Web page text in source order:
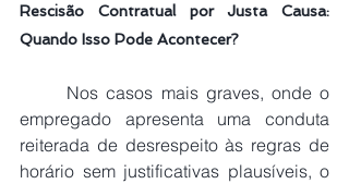
Rescisão Contratual por Justa Causa:
Quando Isso Pode Acontecer?
empregado apresenta uma conduta
reiterada de desrespeito às regras de
horário sem justificativas plausíveis, o